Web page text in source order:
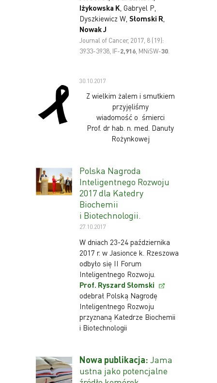
Iżykowska K , Gabryel P,
Dyszkiewicz W, Słomski R
Nowak J
Journal of Cancer, 2017, 8 (19):
3933-3938, IF-2,916 , MNiSW-30
30.10.2017
Z wielkim żalem i smutkiem
przyjęliśmy
wiadomość o śmierci
Prof. dr hab. n. med. Danuty
Rożynkowej
Polska Nagroda
Inteligentnego Rozwoju
2017 dla Katedry
Biochemii
i Biotechnologii.
27.10.2017
W dniach 23-24 października
2017 r. w Jasionce k. Rzeszowa
odbyło się II Forum
Inteligentnego Rozwoju.
Prof. Ryszard Słomski
odebrał Polską Nagrodę
Inteligentnego Rozwoju
przyznaną Katedrze Biochemii
i Biotechnologii
Nowa publikacja: Jama
ustna jako potencjalne